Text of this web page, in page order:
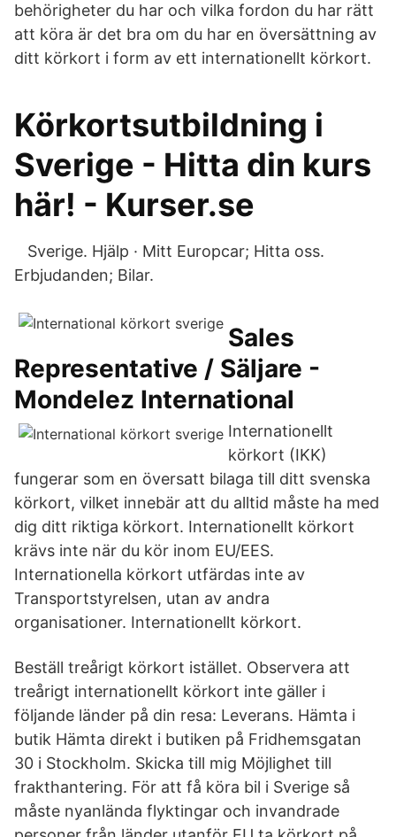
behörigheter du har och vilka fordon du har rätt
att köra är det bra om du har en översättning av
ditt körkort i form av ett internationellt körkort.
Körkortsutbildning i
Sverige - Hitta din kurs
här! - Kurser.se
‌‌ ‌‌ ‌‌ Sverige. Hjälp · Mitt Europcar; Hitta oss.
Erbjudanden; Bilar.
Sales
Representative / Säljare -
Mondelez International
Internationellt
körkort (IKK)
fungerar som en översatt bilaga till ditt svenska
körkort, vilket innebär att du alltid måste ha med
dig ditt riktiga körkort. Internationellt körkort
krävs inte när du kör inom EU/EES.
Internationella körkort utfärdas inte av
Transportstyrelsen, utan av andra
organisationer. Internationellt körkort.
Beställ treårigt körkort istället. Observera att
treårigt internationellt körkort inte gäller i
följande länder på din resa: Leverans. Hämta i
butik Hämta direkt i butiken på Fridhemsgatan
30 i Stockholm. Skicka till mig Möjlighet till
frakthantering. För att få köra bil i Sverige så
måste nyanlända flyktingar och invandrade